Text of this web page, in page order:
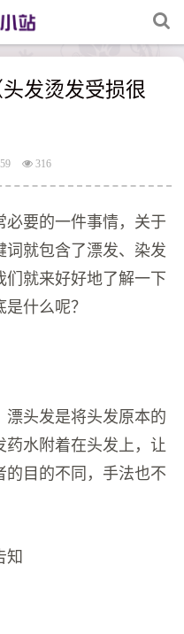
发烫发受损很
316
必要的一件事情，关于
词就包含了漂发、染发
们就来好好地了解一下
什么呢？
漂头发是将头发原本的
药水附着在头发上，让
的目的不同，手法也不
知